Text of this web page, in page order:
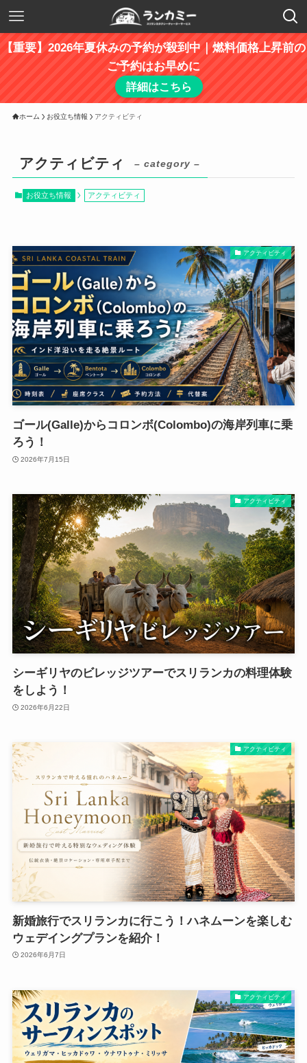
【重要】2026年夏休みの予約が殺到中｜燃料価格上昇前の
ご予約はお早めに
詳細はこちら
ホーム お役立ち情報 アクティビティ
アクティビティ – category –
お役立ち情報 アクティビティ
アクティビティ
ゴール(Galle)からコロンボ(Colombo)の海岸列車に乗
ろう！
2026年7月15日
アクティビティ
シーギリヤのビレッジツアーでスリランカの料理体験
をしよう！
2026年6月22日
アクティビティ
新婚旅行でスリランカに行こう！ハネムーンを楽しむ
ウェデイングプランを紹介！
2026年6月7日
アクティビティ